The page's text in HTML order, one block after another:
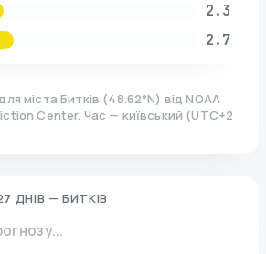
2.3
2.7
міста Битків (48.62°N) від NOAA
Center. Час — київський (UTC+2
ДНІВ — БИТКІВ